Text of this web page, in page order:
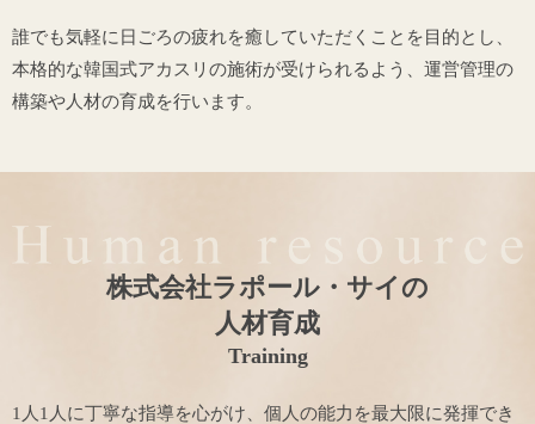
誰でも気軽に日ごろの疲れを癒していただくことを目的とし、
本格的な韓国式アカスリの施術が受けられるよう、運営管理の
構築や人材の育成を行います。
株式会社ラポール・サイの
人材育成
Training
1人1人に丁寧な指導を心がけ、個人の能力を最大限に発揮でき